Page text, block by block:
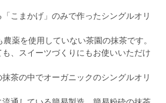
こまかげ」のみで作ったシングルオリ
薬を使用していない茶園の抹茶です。
、スイーツづくりにもお使いいただけ
茶の中でオーガニックのシングルオリ